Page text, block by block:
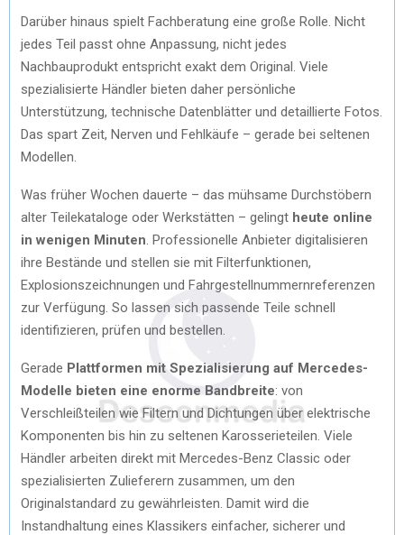
Darüber hinaus spielt Fachberatung eine große Rolle. Nicht
jedes Teil passt ohne Anpassung, nicht jedes
Nachbauprodukt entspricht exakt dem Original. Viele
spezialisierte Händler bieten daher persönliche
Unterstützung, technische Datenblätter und detaillierte Fotos.
Das spart Zeit, Nerven und Fehlkäufe – gerade bei seltenen
Modellen.
Was früher Wochen dauerte – das mühsame Durchstöbern
alter Teilekataloge oder Werkstätten – gelingt heute online
in wenigen Minuten . Professionelle Anbieter digitalisieren
ihre Bestände und stellen sie mit Filterfunktionen,
Explosionszeichnungen und Fahrgestellnummernreferenzen
zur Verfügung. So lassen sich passende Teile schnell
identifizieren, prüfen und bestellen.
Gerade Plattformen mit Spezialisierung auf Mercedes-
Modelle bieten eine enorme Bandbreite: von
Verschleißteilen wie Filtern und Dichtungen über elektrische
Komponenten bis hin zu seltenen Karosserieteilen. Viele
Händler arbeiten direkt mit Mercedes-Benz Classic oder
spezialisierten Zulieferern zusammen, um den
Originalstandard zu gewährleisten. Damit wird die
Instandhaltung eines Klassikers einfacher, sicherer und